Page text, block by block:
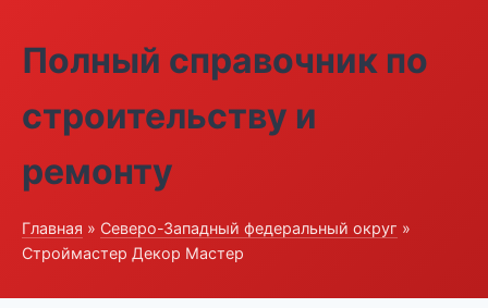
Полный справочник по
строительству и
ремонту
Главная » Северо-Западный федеральный округ »
Строймастер Декор Мастер